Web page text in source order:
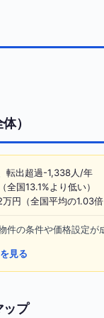
）
転出超過-1,338人/年
国13.1%より低い）
円（全国平均の1.03倍
件の条件や価格設定が
見る
ップ